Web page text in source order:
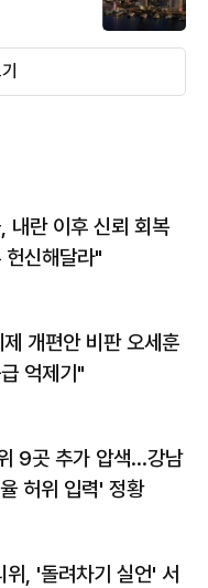
내란 이후 신뢰 회복
신해달라"
개편안 비판 오세훈
억제기"
9곳 추가 압색…강남
허위 입력' 정황
위, '돌려차기 실언' 서